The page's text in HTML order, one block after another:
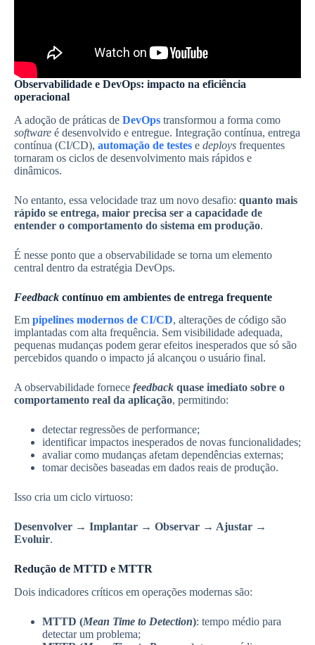
Observabilidade e DevOps: impacto na eficiência
operacional
A adoção de práticas de DevOps transformou a forma como
software é desenvolvido e entregue. Integração contínua, entrega
contínua (CI/CD), automação de testes e deploys frequentes
tornaram os ciclos de desenvolvimento mais rápidos e
dinâmicos.
No entanto, essa velocidade traz um novo desafio: quanto mais
rápido se entrega, maior precisa ser a capacidade de
entender o comportamento do sistema em produção.
É nesse ponto que a observabilidade se torna um elemento
central dentro da estratégia DevOps.
Feedback contínuo em ambientes de entrega frequente
Em pipelines modernos de CI/CD, alterações de código são
implantadas com alta frequência. Sem visibilidade adequada,
pequenas mudanças podem gerar efeitos inesperados que só são
percebidos quando o impacto já alcançou o usuário final.
A observabilidade fornece feedback quase imediato sobre o
comportamento real da aplicação, permitindo:
detectar regressões de performance;
identificar impactos inesperados de novas funcionalidades;
avaliar como mudanças afetam dependências externas;
tomar decisões baseadas em dados reais de produção.
Isso cria um ciclo virtuoso:
Desenvolver → Implantar → Observar → Ajustar →
Evoluir.
Redução de MTTD e MTTR
Dois indicadores críticos em operações modernas são:
MTTD (Mean Time to Detection): tempo médio para
detectar um problema;